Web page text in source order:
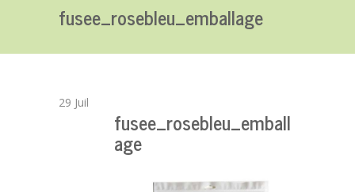
fusee_rosebleu_emballage
29 Juil
fusee_rosebleu_emball
age